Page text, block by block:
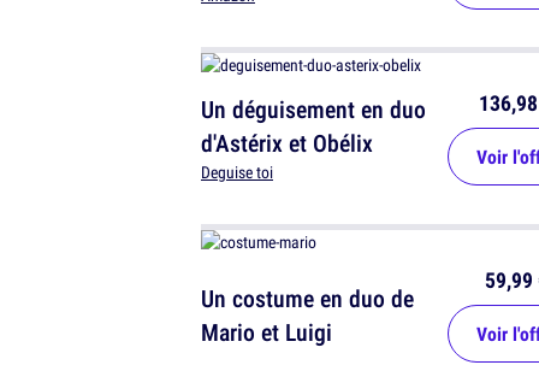
Un déguisement en duo
d'Astérix et Obélix
Deguise toi
Voir
Un costume en duo de
Mario et Luigi
59,99
Voir